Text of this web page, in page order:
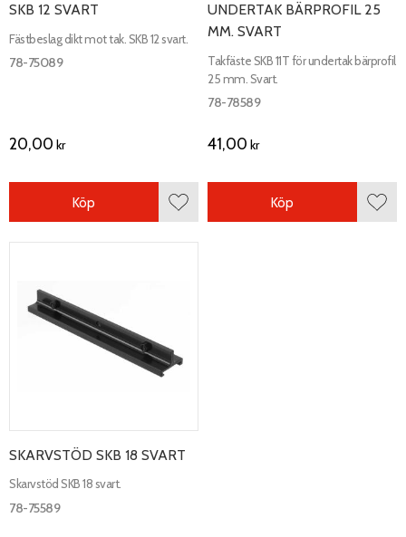
SKB 12 SVART
Fästbeslag dikt mot tak. SKB 12 svart.
78-75089
20,00 kr
Lägg till i favoriter
Köp
UNDERTAK BÄRPROFIL 25
MM. SVART
Takfäste SKB 11T för undertak bärprofil
25 mm. Svart.
78-78589
41,00 kr
Köp
SKARVSTÖD SKB 18 SVART
Skarvstöd SKB 18 svart.
78-75589